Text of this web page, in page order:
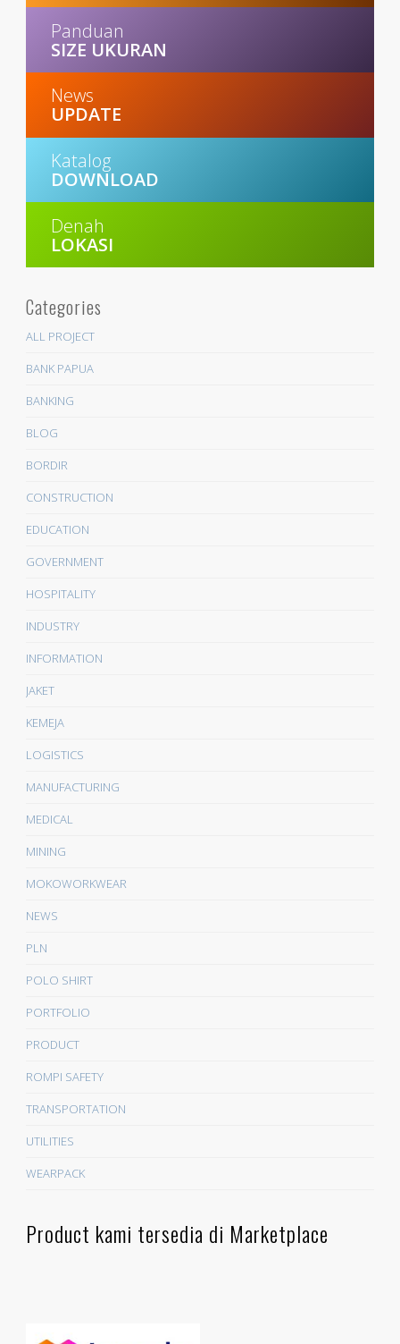
Panduan
SIZE UKURAN
News
UPDATE
Katalog
DOWNLOAD
Denah
LOKASI
Categories
ALL PROJECT
BANK PAPUA
BANKING
BLOG
BORDIR
CONSTRUCTION
EDUCATION
GOVERNMENT
HOSPITALITY
INDUSTRY
INFORMATION
JAKET
KEMEJA
LOGISTICS
MANUFACTURING
MEDICAL
MINING
MOKOWORKWEAR
NEWS
PLN
POLO SHIRT
PORTFOLIO
PRODUCT
ROMPI SAFETY
TRANSPORTATION
UTILITIES
WEARPACK
Product kami tersedia di Marketplace